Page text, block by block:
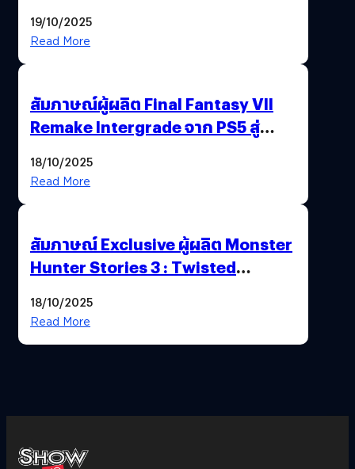
พาณิชย์ร่วมชูความสำเร็จ
19/10/2025
Read More
สัมภาษณ์ผู้ผลิต Final Fantasy VII
Remake Intergrade จาก PS5 สู่
18/10/2025
Read More
สัมภาษณ์ Exclusive ผู้ผลิต Monster
Hunter Stories 3 : Twisted
สวยฉ่ำ !
18/10/2025
Read More